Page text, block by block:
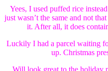
Yees, I used puffed rice
just wasn’t the same and not
it. After all, it does
Luckily I had a parcel waiting
up. Christmas